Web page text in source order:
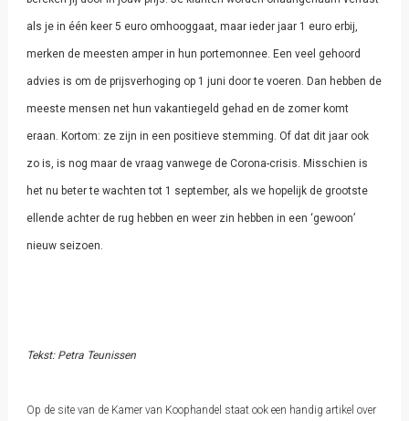
als je in één keer 5 euro omhooggaat, maar ieder jaar 1 euro erbij,
merken de meesten amper in hun portemonnee. Een veel gehoord
advies is om de prijsverhoging op 1 juni door te voeren. Dan hebben de
meeste mensen net hun vakantiegeld gehad en de zomer komt
eraan. Kortom: ze zijn in een positieve stemming. Of dat dit jaar ook
zo is, is nog maar de vraag vanwege de Corona-crisis. Misschien is
het nu beter te wachten tot 1 september, als we hopelijk de grootste
ellende achter de rug hebben en weer zin hebben in een ‘gewoon’
nieuw seizoen.
Tekst: Petra Teunissen
Op de site van de Kamer van Koophandel staat ook een handig artikel over